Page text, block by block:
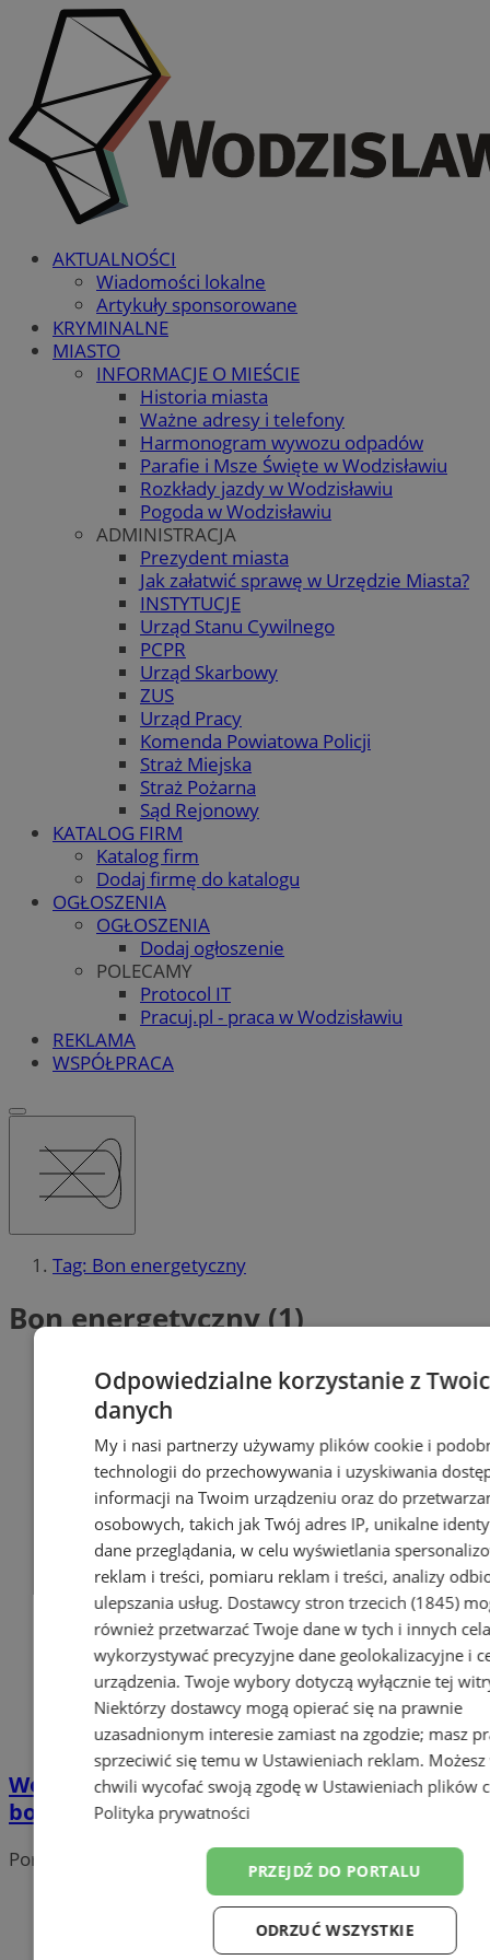
AKTUALNOŚCI
Wiadomości lokalne
Artykuły sponsorowane
KRYMINALNE
MIASTO
INFORMACJE O MIEŚCIE
Historia miasta
Ważne adresy i telefony
Harmonogram wywozu odpadów
Parafie i Msze Święte w Wodzisławiu
Rozkłady jazdy w Wodzisławiu
Pogoda w Wodzisławiu
ADMINISTRACJA
Prezydent miasta
Jak załatwić sprawę w Urzędzie Miasta?
INSTYTUCJE
Urząd Stanu Cywilnego
PCPR
Urząd Skarbowy
ZUS
Urząd Pracy
Komenda Powiatowa Policji
Straż Miejska
Straż Pożarna
Sąd Rejonowy
KATALOG FIRM
Katalog firm
Dodaj firmę do katalogu
OGŁOSZENIA
OGŁOSZENIA
Dodaj ogłoszenie
POLECAMY
Protocol IT
Pracuj.pl - praca w Wodzisławiu
REKLAMA
WSPÓŁPRACA
Tag: Bon energetyczny
Bon energetyczny (1)
Wodzisławianie mogą składać wnioski o
bon energetyczny!
Portal należy do sieci
Odpowiedzialne korzystanie z
danych
My i nasi partnerzy używamy plików cookie i
technologii do przechowywania i uzyskiwania
informacji na Twoim urządzeniu oraz do
osobowych, takich jak Twój adres IP, unikalne
dane przeglądania, w celu wyświetlania
reklam i treści, pomiaru reklam i treści, analizy
ulepszania usług. Dostawcy stron trzecich (1845)
również przetwarzać Twoje dane w tych i innych
wykorzystywać precyzyjne dane geolokalizacyjne i
urządzenia. Twoje wybory dotyczą wyłącznie tej
Niektórzy dostawcy mogą opierać się na prawnie
uzasadnionym interesie zamiast na zgodzie; masz
sprzeciwić się temu w Ustawieniach reklam.
chwili wycofać swoją zgodę w Ustawieniach plików
Polityka prywatności
PRZEJDŹ DO PORTALU
ODRZUĆ WSZYSTKIE